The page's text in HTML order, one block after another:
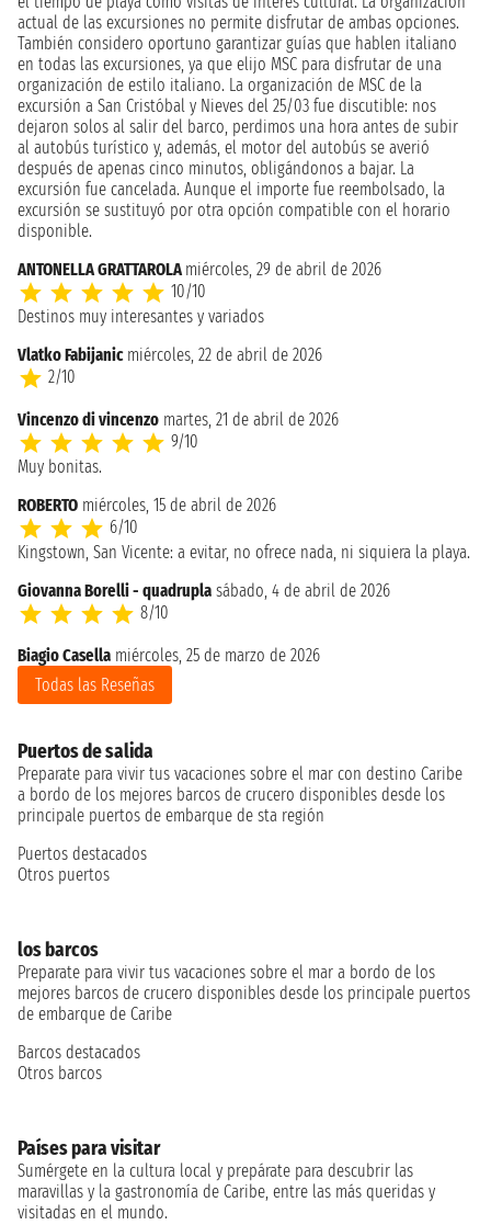
actual de las excursiones no permite disfrutar de ambas opciones.
También considero oportuno garantizar guías que hablen italiano
en todas las excursiones, ya que elijo MSC para disfrutar de una
organización de estilo italiano. La organización de MSC de la
excursión a San Cristóbal y Nieves del 25/03 fue discutible: nos
dejaron solos al salir del barco, perdimos una hora antes de subir
al autobús turístico y, además, el motor del autobús se averió
después de apenas cinco minutos, obligándonos a bajar. La
excursión fue cancelada. Aunque el importe fue reembolsado, la
excursión se sustituyó por otra opción compatible con el horario
disponible.
ANTONELLA GRATTAROLAmiércoles, 29 de abril de 2026
10/10
Destinos muy interesantes y variados
Vlatko Fabijanic miércoles, 22 de abril de 2026
2/10
Vincenzo di vincenzo martes, 21 de abril de 2026
9/10
Muy bonitas.
ROBERTO miércoles, 15 de abril de 2026
6/10
Kingstown, San Vicente: a evitar, no ofrece nada, ni siquiera la playa.
Giovanna Borelli - quadrupla sábado, 4 de abril de 2026
8/10
Biagio Casella miércoles, 25 de marzo de 2026
Todas las Reseñas
Puertos de salida
Preparate para vivir tus vacaciones sobre el mar con destino Caribe
a bordo de los mejores barcos de crucero disponibles desde los
principale puertos de embarque de sta región
Puertos destacados
Otros puertos
los barcos
Preparate para vivir tus vacaciones sobre el mar a bordo de los
mejores barcos de crucero disponibles desde los principale puertos
de embarque de Caribe
Barcos destacados
Otros barcos
Países para visitar
Sumérgete en la cultura local y prepárate para descubrir las
maravillas y la gastronomía de Caribe, entre las más queridas y
visitadas en el mundo.